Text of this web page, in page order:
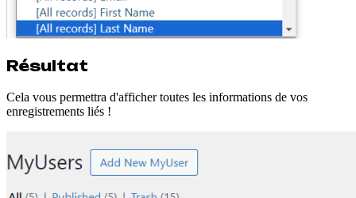
Résultat
Cela vous permettra d'afficher toutes les informations de vos
enregistrements liés !